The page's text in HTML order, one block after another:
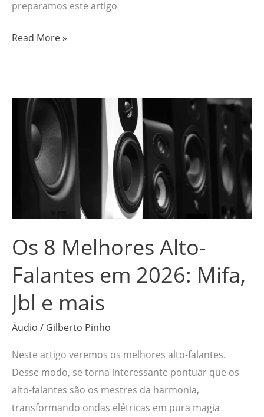
preparamos este artigo
Read More »
Os 8 Melhores Alto-
Falantes em 2026: Mifa,
Jbl e mais
Áudio / Gilberto Pinho
Neste artigo veremos os melhores alto-falantes.
Desse modo, se torna interessante pontuar que os
alto-falantes são os mestres da harmonia,
transformando ondas elétricas em pura magia
Melhores
Falantes
Jbl
e
mais